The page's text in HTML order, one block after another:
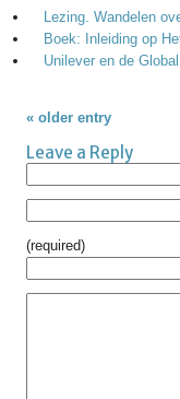
Lezing. Wandelen
Boek: Inleiding op
Unilever en de
« older entry
Leave a Reply
(required)